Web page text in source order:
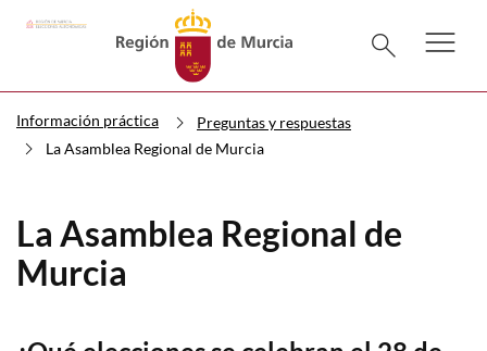
Menú
menu
search
Información práctica
Preguntas y respuestas
La Asamblea Regional de Murcia
La Asamblea Regional de
Murcia